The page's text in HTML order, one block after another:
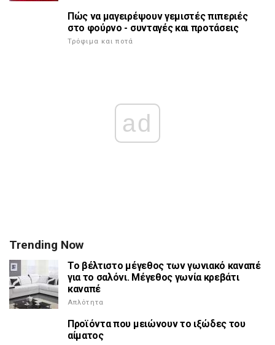
Πώς να μαγειρέψουν γεμιστές πιπεριές
στο φούρνο - συνταγές και προτάσεις
Τρόφιμα και ποτά
ad
Trending Now
Το βέλτιστο μέγεθος των γωνιακό καναπέ
για το σαλόνι. Μέγεθος γωνία κρεβάτι
καναπέ
Απλότητα
Προϊόντα που μειώνουν το ιξώδες του
αίματος